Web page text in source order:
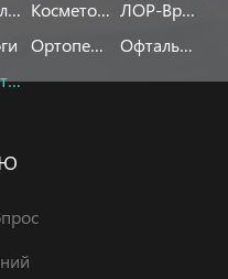
Кардиологи Косметологи
ЛОР-Врачи
Ортопеды
Офтальмологи
Смотреть все